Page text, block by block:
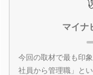
マイナ
今回の取材で最も印
社員から管理職」と